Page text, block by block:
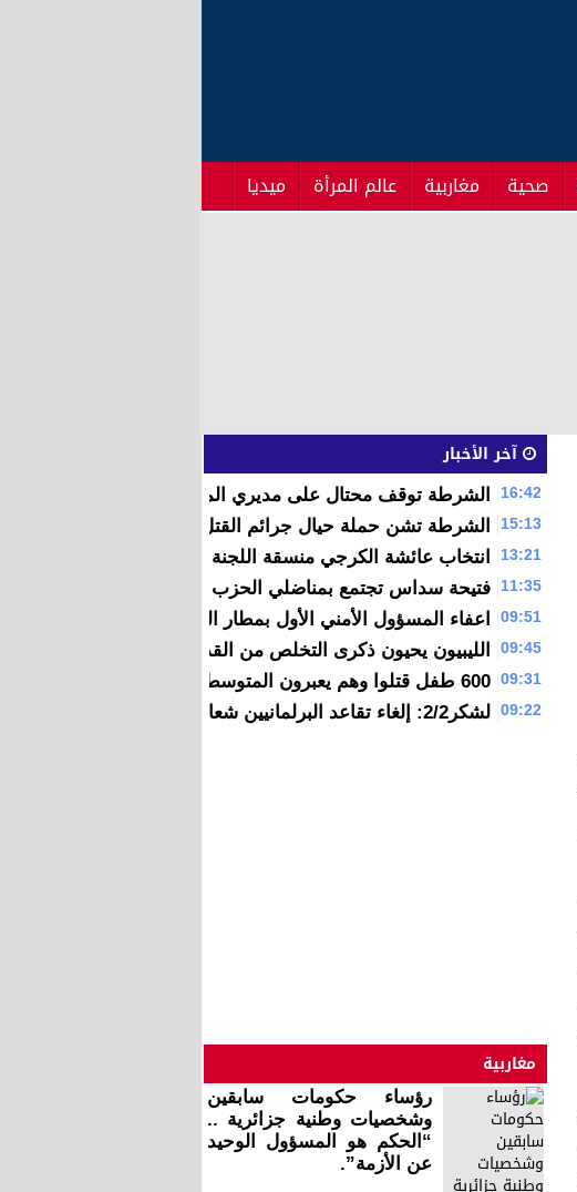
صحية مغاربية عالم المرأة ميديا
آخر الأخبار
16:42 الشرطة توقف محتال على مديري المؤسسات التعليمية والابناك
15:13 الشرطة تشن حملة حيال جرائم القتل التي استهدفت 12 جزائريا
13:21 انتخاب عائشة الكرجي منسقة اللجنة التحضيرية للمؤتمر
11:35 فتيحة سداس تجتمع بمناضلي الحزب باسبانيا و يصدرون هذا
09:51 اعفاء المسؤول الأمني الأول بمطار المسيرة بمدينة أكادير،
09:45 الليبيون يحيون ذكرى التخلص من القذافي وسط الألم
09:31 600 طفل قتلوا وهم يعبرون المتوسط.. 58منهم تقل أعمارهم عن سنة واحدة
09:22 لشكر2/2: إلغاء تقاعد البرلمانيين شعار شعبوي..وأدعو لحوار وطني واسع حول الإرث
مغاربية
رؤساء حكومات سابقين
وشخصيات وطنية جزائرية ..
“الحكم هو المسؤول الوحيد
عن الأزمة”.